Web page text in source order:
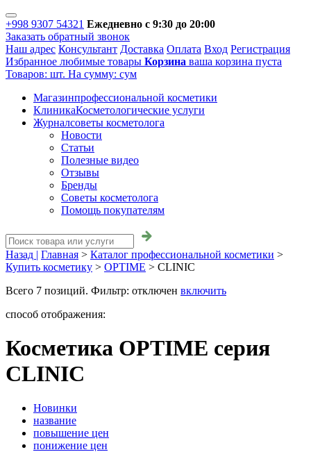
+998 9307 54321 Ежедневно с 9:30 до 20:00
Заказать обратный звонок
Наш адрес Консультант Доставка Оплата Вход Регистрация
Избранное любимые товары Корзина ваша корзина пуста
Товаров: шт. На сумму: сум
Магазинпрофессиональной косметики
КлиникаКосметологические услуги
Журналсоветы косметолога
Новости
Статьи
Полезные видео
Отзывы
Бренды
Советы косметолога
Помощь покупателям
Назад | Главная > Каталог профессиональной косметики >
Купить косметику > OPTIME > CLINIC
Всего 7 позиций. Фильтр: отключен включить
способ отображения:
Косметика OPTIME серия
CLINIC
Новинки
название
повышение цен
понижение цен